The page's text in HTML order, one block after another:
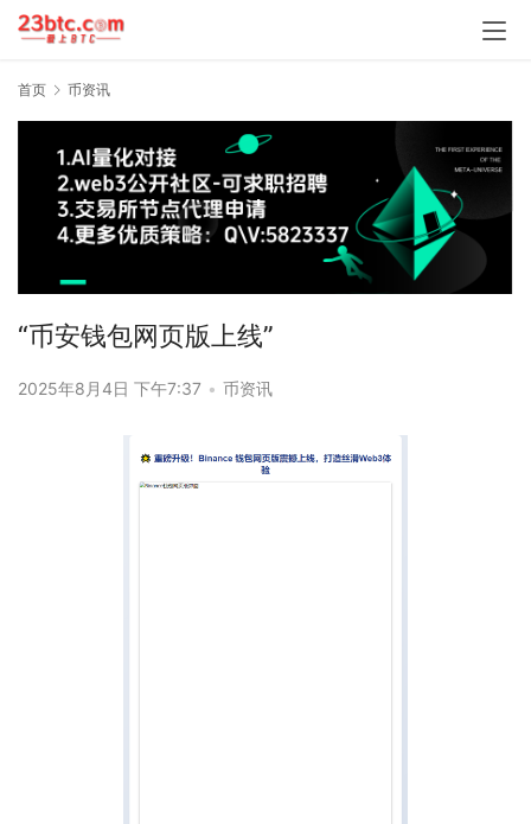
首页 币资讯
“币安钱包网页版上线”
2025年8月4日 下午7:37 • 币资讯